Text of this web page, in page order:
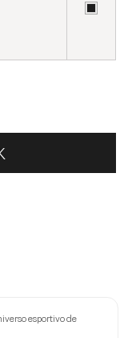
esportivo de